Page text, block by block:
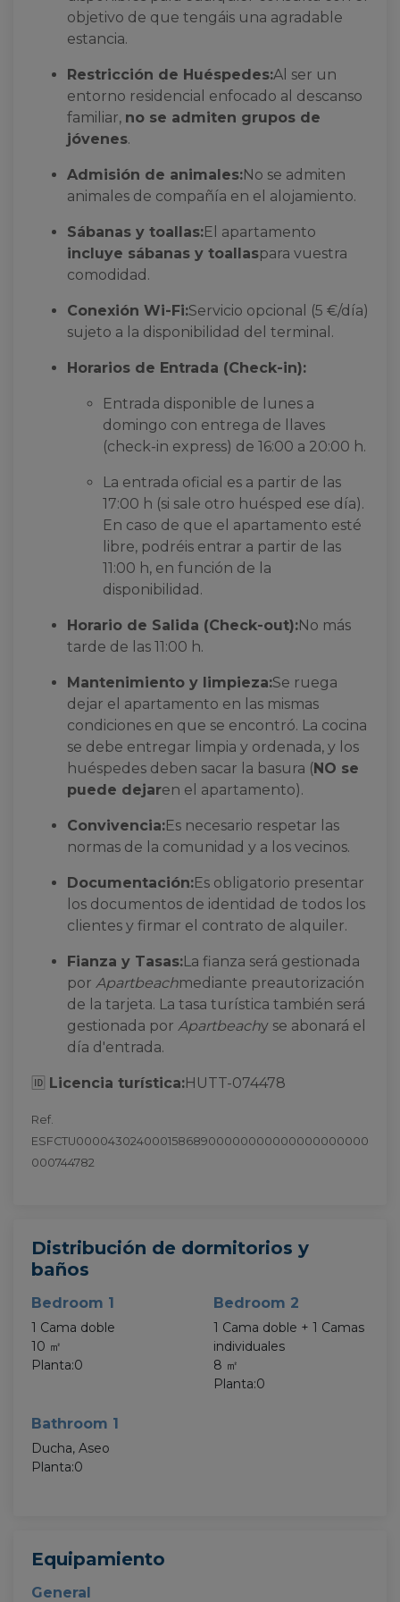
objetivo de que tengáis una agradable
estancia.
Restricción de Huéspedes:Al ser un
entorno residencial enfocado al descanso
familiar, no se admiten grupos de
jóvenes.
Admisión de animales:No se admiten
animales de compañía en el alojamiento.
Sábanas y toallas:El apartamento
incluye sábanas y toallaspara vuestra
comodidad.
Conexión Wi-Fi:Servicio opcional (5 €/día)
sujeto a la disponibilidad del terminal.
Horarios de Entrada (Check-in):
Entrada disponible de lunes a
domingo con entrega de llaves
(check-in express) de 16:00 a 20:00 h.
La entrada oficial es a partir de las
17:00 h (si sale otro huésped ese día).
En caso de que el apartamento esté
libre, podréis entrar a partir de las
11:00 h, en función de la
disponibilidad.
Horario de Salida (Check-out):No más
tarde de las 11:00 h.
Mantenimiento y limpieza:Se ruega
dejar el apartamento en las mismas
condiciones en que se encontró. La cocina
se debe entregar limpia y ordenada, y los
huéspedes deben sacar la basura (NO se
puede dejaren el apartamento).
Convivencia:Es necesario respetar las
normas de la comunidad y a los vecinos.
Documentación:Es obligatorio presentar
los documentos de identidad de todos los
clientes y firmar el contrato de alquiler.
Fianza y Tasas:La fianza será gestionada
por Apartbeachmediante preautorización
de la tarjeta. La tasa turística también será
gestionada por Apartbeachy se abonará el
día d'entrada.
🆔 Licencia turística:HUTT-074478
Ref.
ESFCTU00004302400015868900000000000000000000
000744782
Distribución de dormitorios y
baños
Bedroom 1
1 Cama doble
10 ㎡
Planta:0
Bedroom 2
1 Cama doble + 1 Camas
individuales
8 ㎡
Planta:0
Bathroom 1
Ducha, Aseo
Planta:0
Equipamiento
General